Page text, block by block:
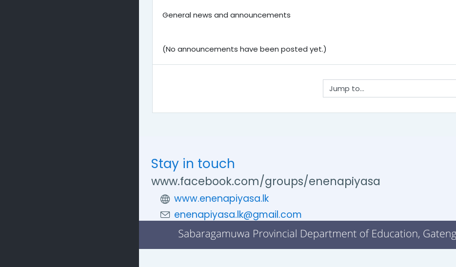
General news and announcements
(No announcements have been posted yet.)
Jump to...
Stay in touch
www.facebook.com/groups/enenapiyasa
www.enenapiyasa.lk
enenapiyasa.lk@gmail.com